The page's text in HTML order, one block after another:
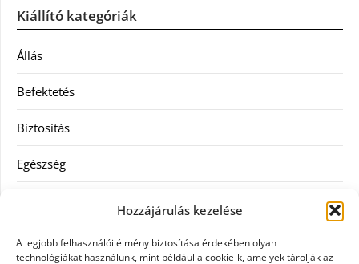
Hozzájárulás kezelése
A legjobb felhasználói élmény biztosítása érdekében olyan
technológiákat használunk, mint például a cookie-k, amelyek tárolják az
Kiállító kategóriák
Állás
Befektetés
Biztosítás
Egészség
Ingatlan